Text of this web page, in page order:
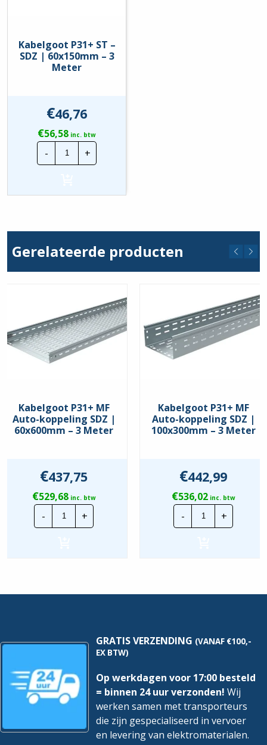
Kabelgoot P31+ ST –
SDZ | 60x150mm – 3
Meter
€46,76
€56,58 inc. btw
-
Kabelgoot
P31+
ST
|
Meter
+
Gerelateerde producten
Kabelgoot P31+ MF
Auto-koppeling SDZ |
60x600mm – 3 Meter
€437,75
€529,68inc. btw
-
Kabelgoot
P31+
MF
3
+
Kabelgoot P31+ MF
Auto-koppeling SDZ |
100x300mm – 3 Meter
€442,99
€536,02inc. btw
-
Kabelgoot
P31+
MF
3
+
GRATIS VERZENDING (VANAF €100,-
EX BTW)
Op werkdagen voor 17:00 besteld
= binnen 24 uur verzonden! Wij
werken samen met transporteurs
die zijn gespecialiseerd in vervoer
en levering van elektromaterialen.